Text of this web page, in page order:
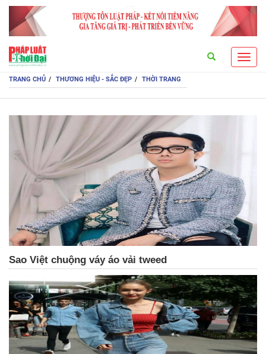
TRANG CHỦ THƯƠNG HIỆU - SẮC ĐẸP THỜI TRANG
Sao Việt chuộng váy áo vải tweed